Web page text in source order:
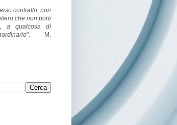
contratto, non
che non porti
a qualcosa di
". M.